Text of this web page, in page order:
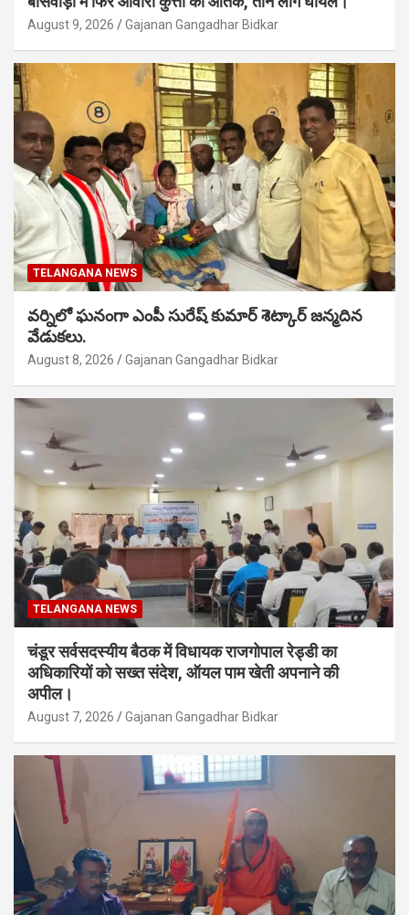
August 9, 2026 Gajanan Gangadhar Bidkar
TELANGANA NEWS
వర్నిలో ఘనంగా ఎంపీ సురేష్ కుమార్ శెట్కార్ జన్మదిన
వేడుకలు.
August 8, 2026 Gajanan Gangadhar Bidkar
TELANGANA NEWS
चंडूर सर्वसदस्यीय बैठक में विधायक राजगोपाल रेड्डी का
अधिकारियों को सख्त संदेश, ऑयल पाम खेती अपनाने की
अपील।
August 7, 2026 Gajanan Gangadhar Bidkar